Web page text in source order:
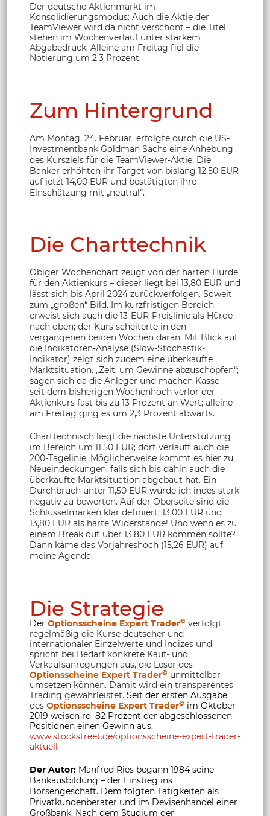
Der deutsche Aktienmarkt im
Konsolidierungsmodus: Auch die Aktie der
TeamViewer wird da nicht verschont – die Titel
stehen im Wochenverlauf unter starkem
Abgabedruck. Alleine am Freitag fiel die
Notierung um 2,3 Prozent.
Zum Hintergrund
Am Montag, 24. Februar, erfolgte durch die US-
Investmentbank Goldman Sachs eine Anhebung
des Kursziels für die TeamViewer-Aktie: Die
Banker erhöhten ihr Target von bislang 12,50 EUR
auf jetzt 14,00 EUR und bestätigten ihre
Einschätzung mit „neutral“.
Die Charttechnik
Obiger Wochenchart zeugt von der harten Hürde
für den Aktienkurs – dieser liegt bei 13,80 EUR und
lässt sich bis April 2024 zurückverfolgen. Soweit
zum „großen“ Bild. Im kurzfristigen Bereich
erweist sich auch die 13-EUR-Preislinie als Hürde
nach oben; der Kurs scheiterte in den
vergangenen beiden Wochen daran. Mit Blick auf
die Indikatoren-Analyse (Slow-Stochastik-
Indikator) zeigt sich zudem eine überkaufte
Marktsituation. „Zeit, um Gewinne abzuschöpfen“;
sagen sich da die Anleger und machen Kasse –
seit dem bisherigen Wochenhoch verlor der
Aktienkurs fast bis zu 13 Prozent an Wert; alleine
am Freitag ging es um 2,3 Prozent abwärts.
Charttechnisch liegt die nächste Unterstützung
im Bereich um 11,50 EUR; dort verläuft auch die
200-Tagelinie. Möglicherweise kommt es hier zu
Neueindeckungen, falls sich bis dahin auch die
überkaufte Marktsituation abgebaut hat. Ein
Durchbruch unter 11,50 EUR würde ich indes stark
negativ zu bewerten. Auf der Oberseite sind die
Schlüsselmarken klar definiert: 13,00 EUR und
13,80 EUR als harte Widerstände! Und wenn es zu
einem Break out über 13,80 EUR kommen sollte?
Dann käme das Vorjahreshoch (15,26 EUR) auf
meine Agenda.
Die Strategie
Der Optionsscheine Expert Trader© verfolgt
regelmäßig die Kurse deutscher und
internationaler Einzelwerte und Indizes und
spricht bei Bedarf konkrete Kauf- und
Verkaufsanregungen aus, die Leser des
Optionsscheine Expert Trader© unmittelbar
umsetzen können. Damit wird ein transparentes
Trading gewährleistet. Seit der ersten Ausgabe
des Optionsscheine Expert Trader© im Oktober
2019 weisen rd. 82 Prozent der abgeschlossenen
Positionen einen Gewinn aus.
www.stockstreet.de/optionsscheine-expert-trader-
aktuell
Der Autor: Manfred Ries begann 1984 seine
Bankausbildung – der Einstieg ins
Börsengeschäft. Dem folgten Tätigkeiten als
Privatkundenberater und im Devisenhandel einer
Großbank. Nach dem Studium der